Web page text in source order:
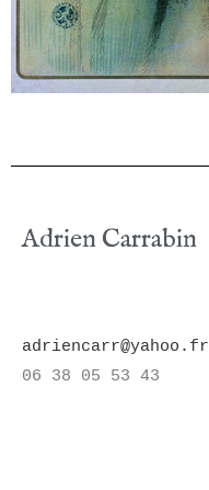
Adrien Carrabin
adriencarr@yahoo.fr
06 38 05 53 43